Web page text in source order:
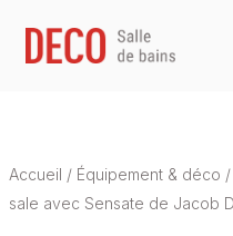
Accueil / Équipement & déco /
sale avec Sensate de Jacob